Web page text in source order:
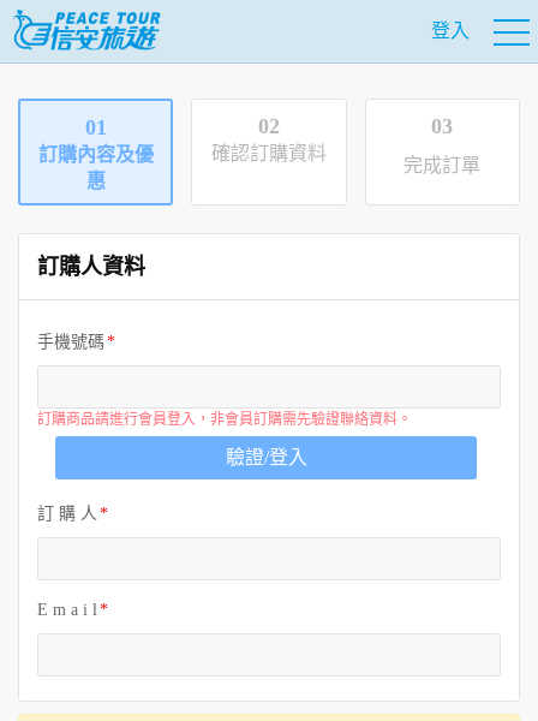
登入
01
訂購內容及優
惠
02
確認訂購資料
03
完成訂單
訂購人資料
手機號碼
訂購商品請進行會員登入，非會員訂購需先驗證聯絡資料。
驗證/登入
訂 購 人
E m a i l